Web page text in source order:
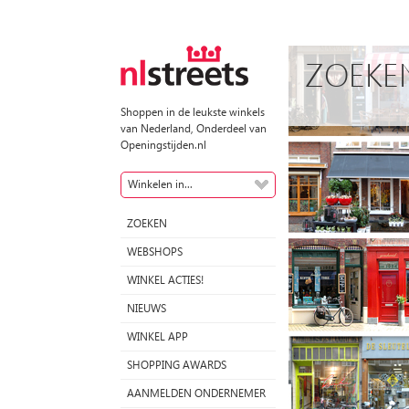
Shoppen in de leukste winkels
van Nederland, Onderdeel van
Openingstijden.nl
Winkelen in...
ZOEKEN
WEBSHOPS
WINKEL ACTIES!
NIEUWS
WINKEL APP
SHOPPING AWARDS
AANMELDEN ONDERNEMER